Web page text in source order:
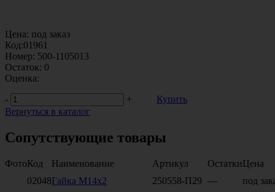
Цена: под заказ
Код:01961
Номер: 500-1105013
Остаток: 0
Оценка:
-
+
Купить
Вернуться в каталог
Сопутствующие товары
ФотоКод Наименование Артикул ОстаткиЦена
02048Гайка М14х2 250558-П29 — под